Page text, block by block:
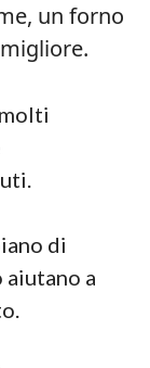
un forno
di
a